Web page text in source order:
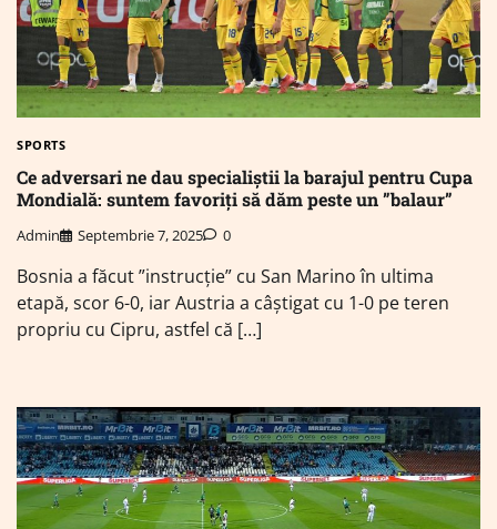
SPORTS
Ce adversari ne dau specialiștii la barajul pentru Cupa
Mondială: suntem favoriți să dăm peste un ”balaur”
Admin Septembrie 7, 2025 0
Bosnia a făcut ”instrucție” cu San Marino în ultima
etapă, scor 6-0, iar Austria a câștigat cu 1-0 pe teren
propriu cu Cipru, astfel că […]